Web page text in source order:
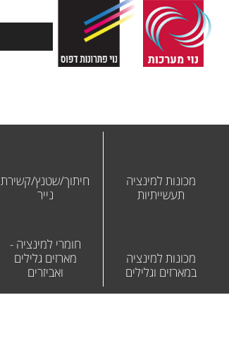
מכונות למינציה
תעשייתיות
חיתוך/שטנץ/קשירת
נייר
מכונות למינציה
במארזים וגלילים
חומרי למינציה -
מארזים גלילים
ואביזרים